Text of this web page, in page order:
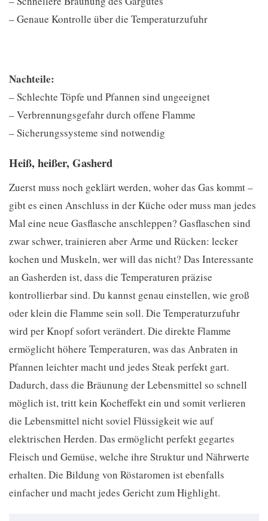
– Genaue Kontrolle über die Temperaturzufuhr
Nachteile:
– Schlechte Töpfe und Pfannen sind ungeeignet
– Verbrennungsgefahr durch offene Flamme
– Sicherungssysteme sind notwendig
Heiß, heißer, Gasherd
Zuerst muss noch geklärt werden, woher das Gas kommt –
gibt es einen Anschluss in der Küche oder muss man jedes
Mal eine neue Gasflasche anschleppen? Gasflaschen sind
zwar schwer, trainieren aber Arme und Rücken: lecker
kochen und Muskeln, wer will das nicht? Das Interessante
an Gasherden ist, dass die Temperaturen präzise
kontrollierbar sind. Du kannst genau einstellen, wie groß
oder klein die Flamme sein soll. Die Temperaturzufuhr
wird per Knopf sofort verändert. Die direkte Flamme
ermöglicht höhere Temperaturen, was das Anbraten in
Pfannen leichter macht und jedes Steak perfekt gart.
Dadurch, dass die Bräunung der Lebensmittel so schnell
möglich ist, tritt kein Kocheffekt ein und somit verlieren
die Lebensmittel nicht soviel Flüssigkeit wie auf
elektrischen Herden. Das ermöglicht perfekt gegartes
Fleisch und Gemüse, welche ihre Struktur und Nährwerte
erhalten. Die Bildung von Röstaromen ist ebenfalls
einfacher und macht jedes Gericht zum Highlight.